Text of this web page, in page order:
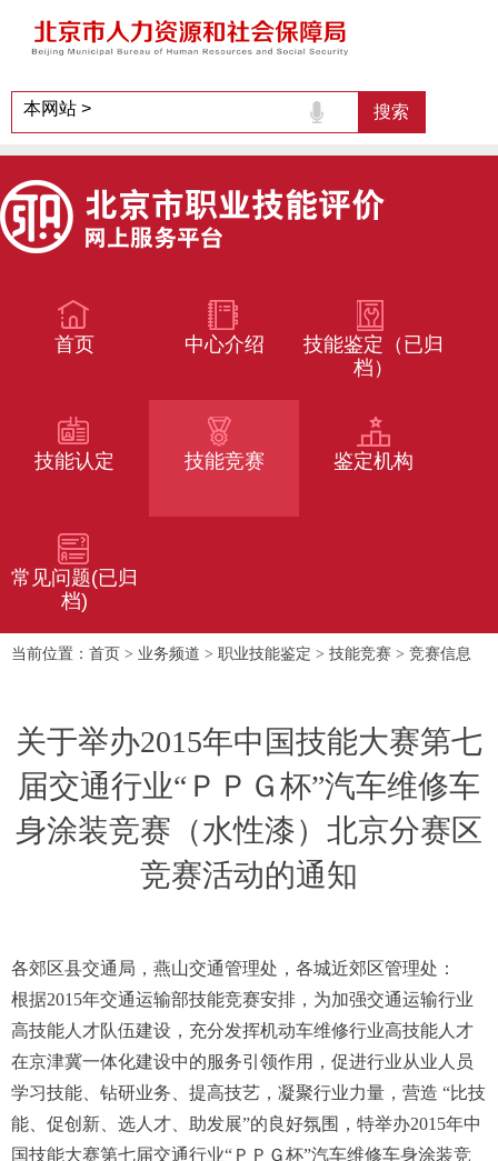
首页 中心介绍
技能鉴定（已归
档）
技能认定 技能竞赛 鉴定机构
常见问题(已归
档)
当前位置： 首页 > 业务频道 > 职业技能鉴定 > 技能竞赛 > 竞赛信息
关于举办2015年中国技能大赛第七
届交通行业“ＰＰＧ杯”汽车维修车
身涂装竞赛（水性漆）北京分赛区
竞赛活动的通知
各郊区县交通局，燕山交通管理处，各城近郊区管理处：
根据2015年交通运输部技能竞赛安排，为加强交通运输行业
高技能人才队伍建设，充分发挥机动车维修行业高技能人才
在京津冀一体化建设中的服务引领作用，促进行业从业人员
学习技能、钻研业务、提高技艺，凝聚行业力量，营造 “比技
能、促创新、选人才、助发展”的良好氛围，特举办2015年中
国技能大赛第七届交通行业“ＰＰＧ杯”汽车维修车身涂装竞